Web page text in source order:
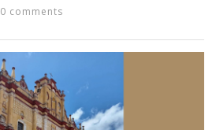
0 comments